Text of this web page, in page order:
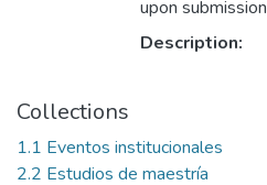
upon submission
Description:
Collections
1.1 Eventos institucionales
2.2 Estudios de maestría